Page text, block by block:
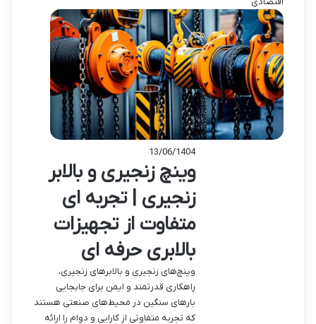
13/06/1404
وینچ زنجیری و بالابر
زنجیری | تجربه ای
متفاوت از تجهیزات
بالابری حرفه ای
وینچ‌های زنجیری و بالابرهای زنجیری،
راهکاری قدرتمند و ایمن برای جابجایی
بارهای سنگین در محیط‌های صنعتی هستند
که تجربه متفاوتی از کارایی و دوام را ارائه